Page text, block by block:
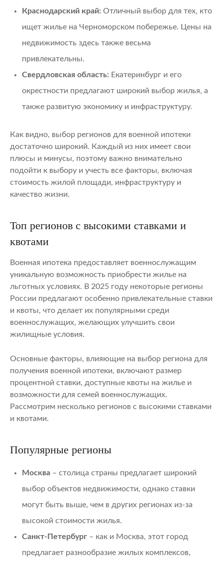
Краснодарский край: Отличный выбор для тех, кто
ищет жилье на Черноморском побережье. Цены на
недвижимость здесь также весьма
привлекательны.
Свердловская область: Екатеринбург и его
окрестности предлагают широкий выбор жилья, а
также развитую экономику и инфраструктуру.
Как видно, выбор регионов для военной ипотеки
достаточно широкий. Каждый из них имеет свои
плюсы и минусы, поэтому важно внимательно
подойти к выбору и учесть все факторы, включая
стоимость жилой площади, инфраструктуру и
качество жизни.
Топ регионов с высокими ставками и
квотами
Военная ипотека предоставляет военнослужащим
уникальную возможность приобрести жилье на
льготных условиях. В 2025 году некоторые регионы
России предлагают особенно привлекательные ставки
и квоты, что делает их популярными среди
военнослужащих, желающих улучшить свои
жилищные условия.
Основные факторы, влияющие на выбор региона для
получения военной ипотеки, включают размер
процентной ставки, доступные квоты на жилье и
возможности для семей военнослужащих.
Рассмотрим несколько регионов с высокими ставками
и квотами.
Популярные регионы
Москва – столица страны предлагает широкий
выбор объектов недвижимости, однако ставки
могут быть выше, чем в других регионах из-за
высокой стоимости жилья.
Санкт-Петербург – как и Москва, этот город
предлагает разнообразие жилых комплексов,